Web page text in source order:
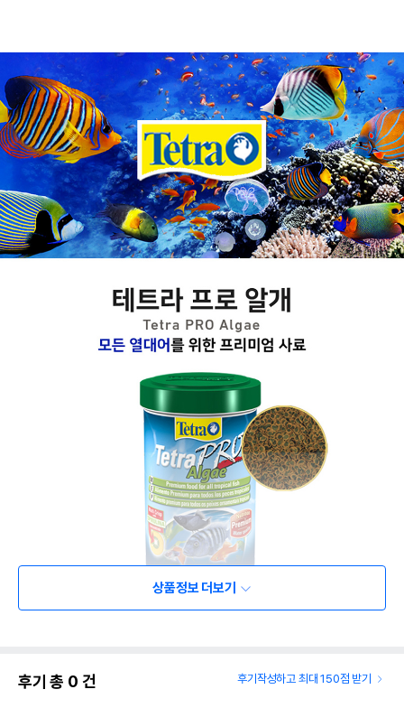
상품정보 더보기
후기 총 0 건 후기작성하고 최대 150점 받기